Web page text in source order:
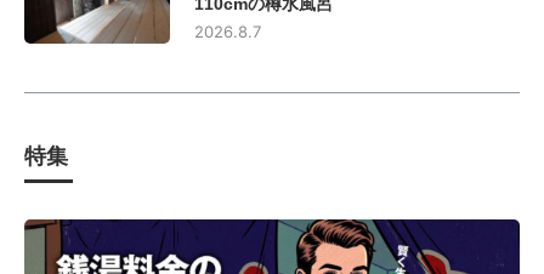
110cmの樽水風呂
2026.8.7
特集